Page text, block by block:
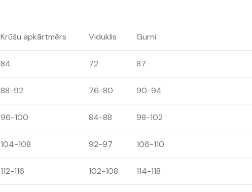
Krūšu apkārtmērs Viduklis Gurni
84 72 87
88-92 76-80 90-94
96-100 84-88 98-102
104-108 92-97 106-110
112-116 102-108 114-118